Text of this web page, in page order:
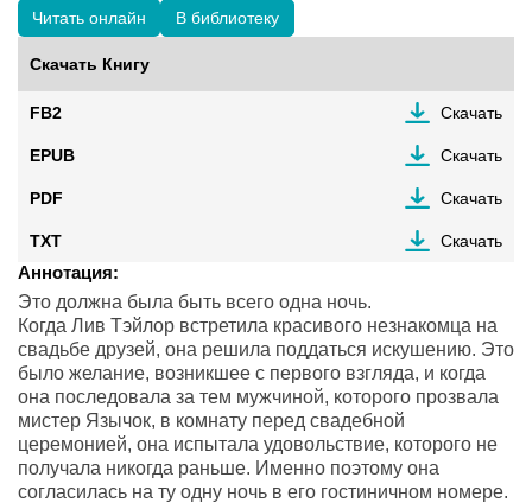
Читать онлайн В библиотеку
Скачать Книгу
FB2 Скачать
EPUB Скачать
PDF Скачать
TXT Скачать
Аннотация:
Это должна была быть всего одна ночь.
Когда Лив Тэйлор встретила красивого незнакомца на
свадьбе друзей, она решила поддаться искушению. Это
было желание, возникшее с первого взгляда, и когда
она последовала за тем мужчиной, которого прозвала
мистер Язычок, в комнату перед свадебной
церемонией, она испытала удовольствие, которого не
получала никогда раньше. Именно поэтому она
согласилась на ту одну ночь в его гостиничном номере.